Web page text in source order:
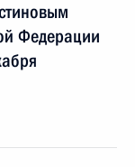
Федерации